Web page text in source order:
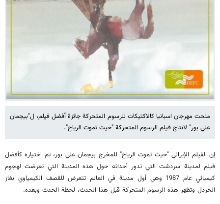
منحت مهرجان اسبانيا كالاكتيكات للرسوم المتحركة جائزة أفضل فيلم، ل"بيجمان
علي بور" لانتاج فيلم الرسوم المتحركة "حيث تموت الرياح".
إن الفيلم الإيراني "حيث تموت الرياح" للمخرج بيجمان علي بور، تم اختياره كأفضل
فيلم لمدينة سردشت التي تدور أحداثه حول هذه المدينة التي تعرضت لهجوم
كيميائي عام 1987 وهي أول مدينة في العالم تتعرض للقصف الكيمياوي بغاز
الخردل وتظهر هذه الرسوم المتحركة قبل هذا الحدث، لحظة الحدث وبعده.